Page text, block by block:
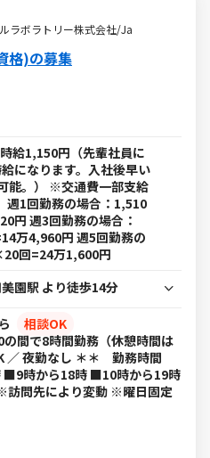
ラボラトリー株式会社/Ja
格)の募集
給1,150円（先輩社員に
になります。入社後早い
能。） ※交通費一部支給
週1回勤務の場合：1,510
週3回勤務の場合：
万4,960円 週5回勤務の
回=24万1,600円
園駅 より徒歩14分
相談OK
の間で8時間勤務（休憩時間は
／ 夜勤なし ＊＊ 勤務時間
時から18時 ■10時から19時
問先により変動 ※曜日固定